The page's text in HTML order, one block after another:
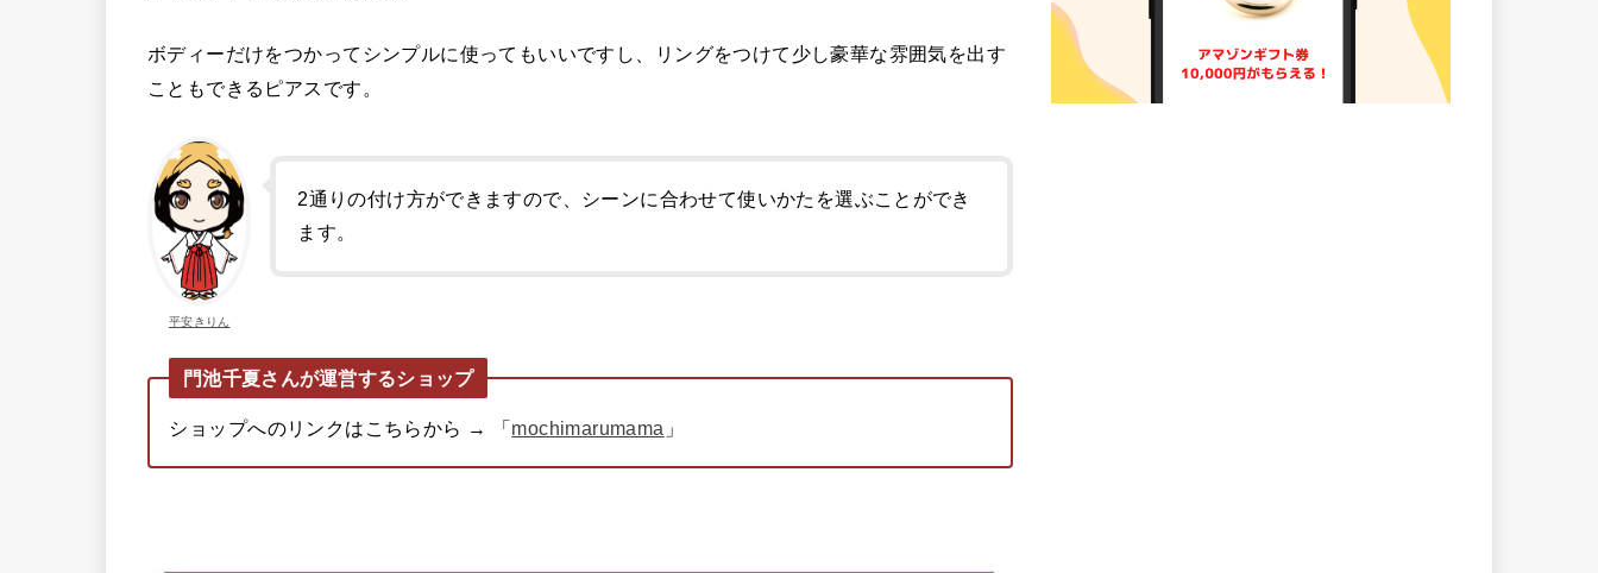
ボディーだけをつかってシンプルに使ってもいいですし、リングをつけて少し豪華な雰囲気を出す
こともできるピアスです。
平安きりん
2通りの付け方ができますので、シーンに合わせて使いかたを選ぶことができ
ます。
門池千夏さんが運営するショップ
ショップへのリンクはこちらから → 「 mochimarumama 」